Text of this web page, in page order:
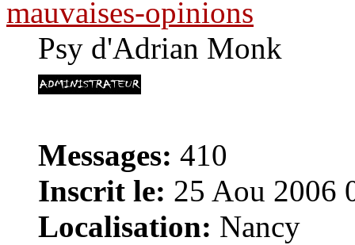
mauvaises-opinions
Psy d'Adrian Monk
Messages: 410
Inscrit le: 25 Aou 2006
Localisation: Nancy